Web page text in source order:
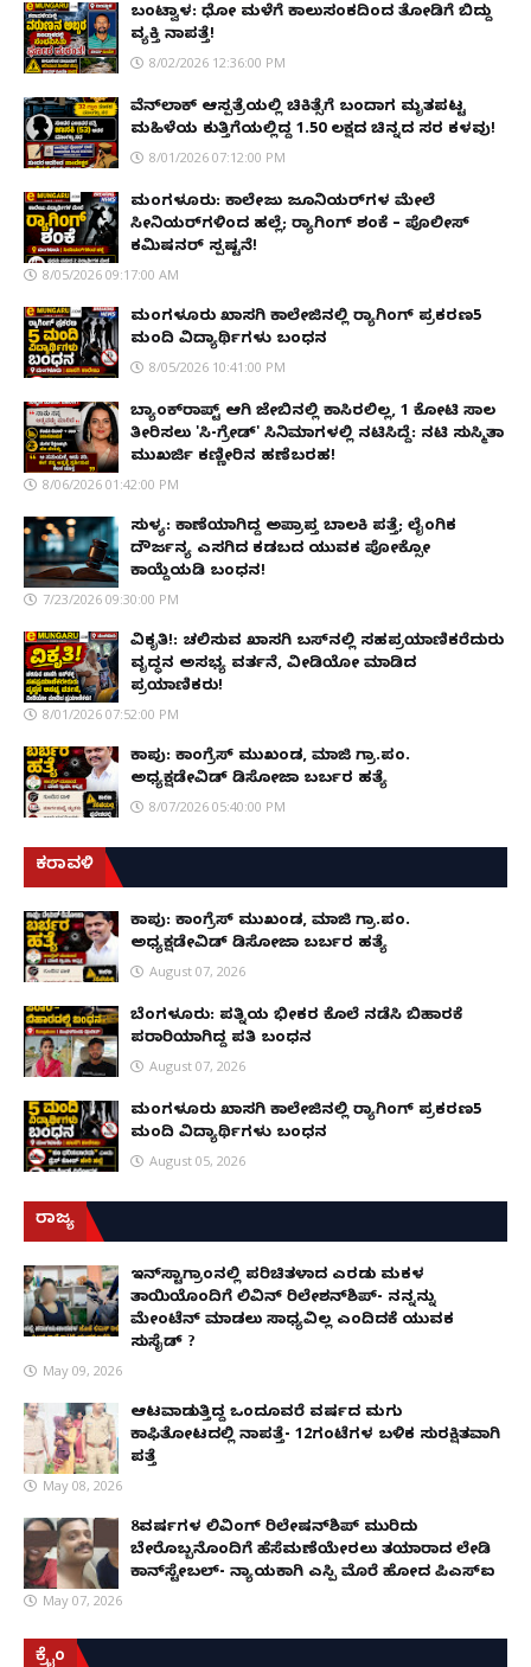
ಬಂಟ್ವಾಳ: ಧೋ ಮಳೆಗೆ ಕಾಲುಸಂಕದಿಂದ ತೋಡಿಗೆ ಬಿದ್ದು
ವ್ಯಕ್ತಿ ನಾಪತ್ತೆ!
8/02/2026 12:36:00 PM
ವೆನ್‌ಲಾಕ್ ಆಸ್ಪತ್ರೆಯಲ್ಲಿ ಚಿಕಿತ್ಸೆಗೆ ಬಂದಾಗ ಮೃತಪಟ್ಟ
ಮಹಿಳೆಯ ಕುತ್ತಿಗೆಯಲ್ಲಿದ್ದ ₹1.50 ಲಕ್ಷದ ಚಿನ್ನದ ಸರ ಕಳವು!
8/01/2026 07:12:00 PM
ಮಂಗಳೂರು: ಕಾಲೇಜು ಜೂನಿಯರ್‌ಗಳ ಮೇಲೆ
ಸೀನಿಯರ್‌ಗಳಿಂದ ಹಲ್ಲೆ; ರ‌್ಯಾಗಿಂಗ್ ಶಂಕೆ – ಪೊಲೀಸ್
ಕಮಿಷನರ್ ಸ್ಪಷ್ಟನೆ!
8/05/2026 09:17:00 AM
ಮಂಗಳೂರು ಖಾಸಗಿ ಕಾಲೇಜಿನಲ್ಲಿ ರ‌್ಯಾಗಿಂಗ್ ಪ್ರಕರಣ5
ಮಂದಿ ವಿದ್ಯಾರ್ಥಿಗಳು ಬಂಧನ
8/05/2026 10:41:00 PM
ಬ್ಯಾಂಕ್‌ರಾಪ್ಟ್‌ ಆಗಿ ಜೇಬಿನಲ್ಲಿ ಕಾಸಿರಲಿಲ್ಲ, ₹1 ಕೋಟಿ ಸಾಲ
ತೀರಿಸಲು 'ಸಿ-ಗ್ರೇಡ್' ಸಿನಿಮಾಗಳಲ್ಲಿ ನಟಿಸಿದ್ದೆ: ನಟಿ ಸುಸ್ಮಿತಾ
ಮುಖರ್ಜಿ ಕಣ್ಣೀರಿನ ಹಣೆಬರಹ!
8/06/2026 01:42:00 PM
ಸುಳ್ಯ: ಕಾಣೆಯಾಗಿದ್ದ ಅಪ್ರಾಪ್ತ ಬಾಲಕಿ ಪತ್ತೆ; ಲೈಂಗಿಕ
ದೌರ್ಜನ್ಯ ಎಸಗಿದ ಕಡಬದ ಯುವಕ ಪೋಕ್ಸೋ
ಕಾಯ್ದೆಯಡಿ ಬಂಧನ!
7/23/2026 09:30:00 PM
ವಿಕೃತಿ!: ಚಲಿಸುವ ಖಾಸಗಿ ಬಸ್‌ನಲ್ಲಿ ಸಹಪ್ರಯಾಣಿಕರೆದುರು
ವೃದ್ಧನ ಅಸಭ್ಯ ವರ್ತನೆ, ವೀಡಿಯೋ ಮಾಡಿದ
ಪ್ರಯಾಣಿಕರು!
8/01/2026 07:52:00 PM
ಕಾಪು: ಕಾಂಗ್ರೆಸ್ ಮುಖಂಡ, ಮಾಜಿ ಗ್ರಾ.ಪಂ.
ಅಧ್ಯಕ್ಷಡೇವಿಡ್ ಡಿಸೋಜಾ ಬರ್ಬರ ಹತ್ಯೆ
8/07/2026 05:40:00 PM
ಕರಾವಳಿ
ಕಾಪು: ಕಾಂಗ್ರೆಸ್ ಮುಖಂಡ, ಮಾಜಿ ಗ್ರಾ.ಪಂ.
ಅಧ್ಯಕ್ಷಡೇವಿಡ್ ಡಿಸೋಜಾ ಬರ್ಬರ ಹತ್ಯೆ
August 07, 2026
ಬೆಂಗಳೂರು: ಪತ್ನಿಯ ಭೀಕರ ಕೊಲೆ ನಡೆಸಿ ಬಿಹಾರಕ್ಕೆ
ಪರಾರಿಯಾಗಿದ್ದ ಪತಿ ಬಂಧನ
August 07, 2026
ಮಂಗಳೂರು ಖಾಸಗಿ ಕಾಲೇಜಿನಲ್ಲಿ ರ‌್ಯಾಗಿಂಗ್ ಪ್ರಕರಣ5
ಮಂದಿ ವಿದ್ಯಾರ್ಥಿಗಳು ಬಂಧನ
August 05, 2026
ರಾಜ್ಯ
ಇನ್​ಸ್ಟಾಗ್ರಾಂನಲ್ಲಿ ಪರಿಚಿತಳಾದ ಎರಡು ಮಕ್ಕಳ
ತಾಯಿಯೊಂದಿಗೆ ಲಿವಿನ್ ರಿಲೇಶನ್​ಶಿಪ್- ನನ್ನನ್ನು
ಮೇಂಟೆನ್ ಮಾಡಲು ಸಾಧ್ಯವಿಲ್ಲ ಎಂದಿದಕ್ಕೆ ಯುವಕ
ಸುಸೈಡ್ ?
May 09, 2026
ಆಟವಾಡುತ್ತಿದ್ದ ಒಂದೂವರೆ ವರ್ಷದ ಮಗು
ಕಾಫಿತೋಟದಲ್ಲಿ ನಾಪತ್ತೆ- 12ಗಂಟೆಗಳ ಬಳಿಕ ಸುರಕ್ಷಿತವಾಗಿ
ಪತ್ತೆ
May 08, 2026
8ವರ್ಷಗಳ ಲಿವಿಂಗ್‌ ರಿಲೇಷನ್‌ಶಿಪ್ ಮುರಿದು
ಬೇರೊಬ್ಬನೊಂದಿಗೆ ಹೆಸೆಮಣೆಯೇರಲು ತಯಾರಾದ ಲೇಡಿ
ಕಾನ್‌ಸ್ಟೇಬಲ್- ನ್ಯಾಯಕ್ಕಾಗಿ ಎಸ್ಪಿ ಮೊರೆ ಹೋದ ಪಿಎಸ್ಐ
May 07, 2026
ಕ್ರೈಂ